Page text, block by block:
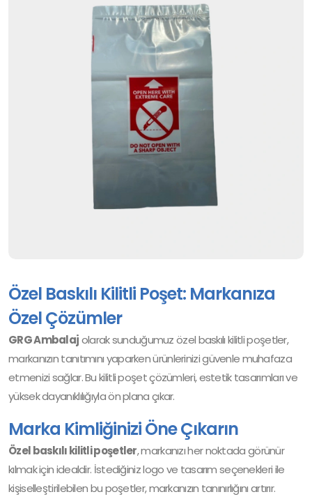
Özel Baskılı Kilitli Poşet: Markanıza
Özel Çözümler
GRG Ambalajolarak sunduğumuz özel baskılı kilitli poşetler,
markanızın tanıtımını yaparken ürünlerinizi güvenle muhafaza
etmenizi sağlar. Bu kilitli poşet çözümleri, estetik tasarımları ve
yüksek dayanıklılığıyla ön plana çıkar.
Marka Kimliğinizi Öne Çıkarın
Özel baskılı kilitli poşetler, markanızı her noktada görünür
kılmak için idealdir. İstediğiniz logo ve tasarım seçenekleri ile
kişiselleştirilebilen bu poşetler, markanızın tanınırlığını artırır.